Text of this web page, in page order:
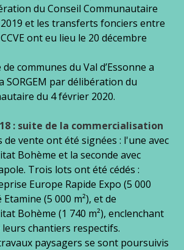
du Conseil Communautaire
et les transferts fonciers entre
ont eu lieu le 20 décembre
communes du Val d’Essonne a
SORGEM par délibération du
du 4 février 2020.
: suite de la commercialisation
de vente ont été signées : l'une avec
Bohème et la seconde avec
Trois lots ont été cédés :
Europe Rapide Expo (5 000
Etamine (5 000 m²), et de
Bohème (1 740 m²), enclenchant
chantiers respectifs.
paysagers se sont poursuivis